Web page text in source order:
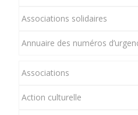
Associations solidaires
Annuaire des numéros
Associations
Action culturelle